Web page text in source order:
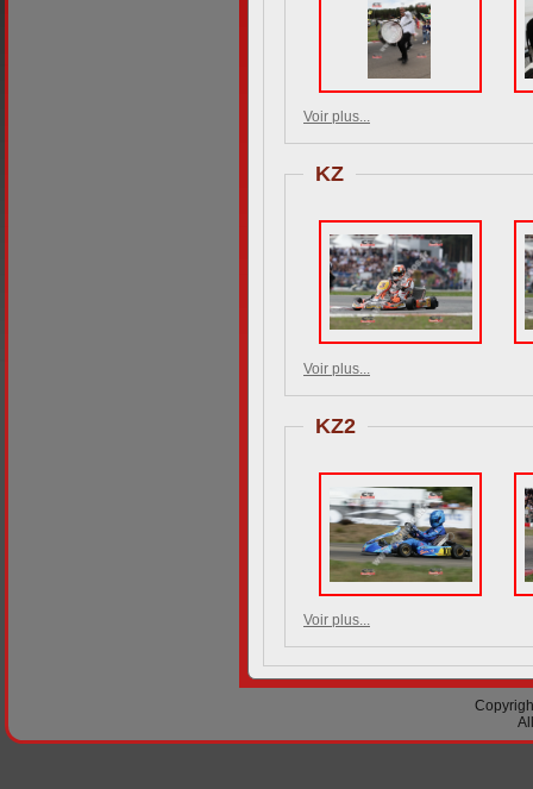
Voir plus...
KZ
Voir plus...
KZ2
Voir plus...